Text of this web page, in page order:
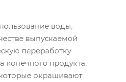
воды,
выпускаемой
переработку
конечного продукта.
окрашивают